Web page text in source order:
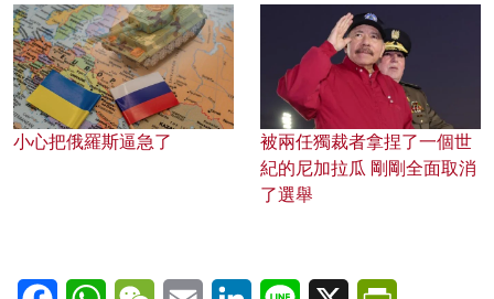
小心把俄羅斯逼急了
被兩任獨裁者拿捏了一個世
紀的尼加拉瓜 剛剛全面取消
了選舉
FacebookWhatsAppWeChatEmail LinkedInLine X